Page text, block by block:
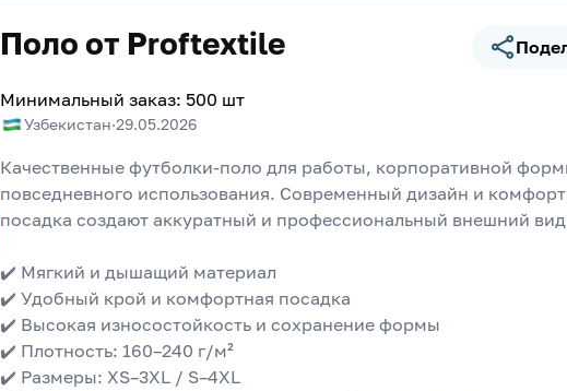
Поло от Proftextile
Минимальный заказ: 500 шт
Узбекистан·29.05.2026
Качественные футболки-поло для работы, корпоративной
повседневного использования. Современный дизайн и
посадка создают аккуратный и профессиональный внешний
✔️ Мягкий и дышащий материал
✔️ Удобный крой и комфортная посадка
✔️ Высокая износостойкость и сохранение формы
✔️ Плотность: 160–240 г/м²
✔️ Размеры: XS–3XL / S–4XL